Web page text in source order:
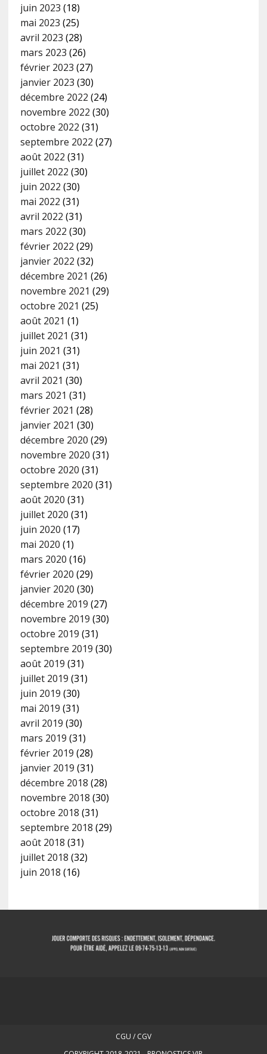
juin 2023 (18)
mai 2023 (25)
avril 2023 (28)
mars 2023 (26)
février 2023 (27)
janvier 2023 (30)
décembre 2022 (24)
novembre 2022 (30)
octobre 2022 (31)
septembre 2022 (27)
août 2022 (31)
juillet 2022 (30)
juin 2022 (30)
mai 2022 (31)
avril 2022 (31)
mars 2022 (30)
février 2022 (29)
janvier 2022 (32)
décembre 2021 (26)
novembre 2021 (29)
octobre 2021 (25)
août 2021 (1)
juillet 2021 (31)
juin 2021 (31)
mai 2021 (31)
avril 2021 (30)
mars 2021 (31)
février 2021 (28)
janvier 2021 (30)
décembre 2020 (29)
novembre 2020 (31)
octobre 2020 (31)
septembre 2020 (31)
août 2020 (31)
juillet 2020 (31)
juin 2020 (17)
mai 2020 (1)
mars 2020 (16)
février 2020 (29)
janvier 2020 (30)
décembre 2019 (27)
novembre 2019 (30)
octobre 2019 (31)
septembre 2019 (30)
août 2019 (31)
juillet 2019 (31)
juin 2019 (30)
mai 2019 (31)
avril 2019 (30)
mars 2019 (31)
février 2019 (28)
janvier 2019 (31)
décembre 2018 (28)
novembre 2018 (30)
octobre 2018 (31)
septembre 2018 (29)
août 2018 (31)
juillet 2018 (32)
juin 2018 (16)
CGU / CGV